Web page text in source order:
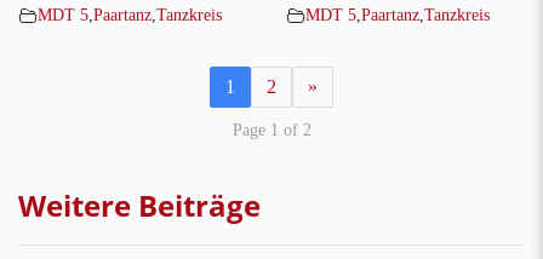
MDT 5,Paartanz,Tanzkreis
MDT 5,Paartanz,Tanzkreis
1 2 »
Page 1 of 2
Weitere Beiträge